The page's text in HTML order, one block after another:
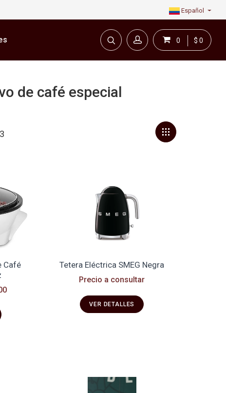
Español
0 $ 0
de café especial
Café
Tetera Eléctrica SMEG Negra
Precio a consultar
VER DETALLES